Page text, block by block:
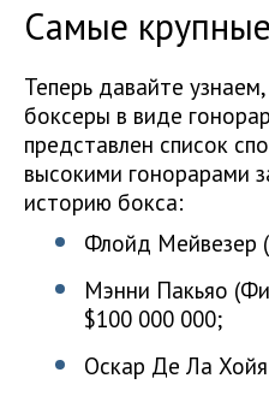
Самые
Теперь давайте
боксеры в виде
представлен список
высокими гонорарами
историю бокса:
Флойд Мейвезер
Мэнни Пакьяо
$100 000 000;
Оскар Де Ла